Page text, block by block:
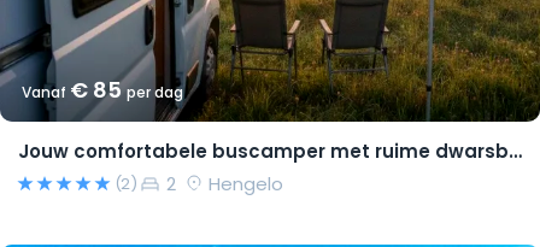
Vanaf € 85per dag
Jouw comfortabele buscamper met ruime dwarsbedden en natural look(s)!
(2) 2 Hengelo